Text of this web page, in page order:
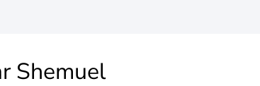
Shemuel